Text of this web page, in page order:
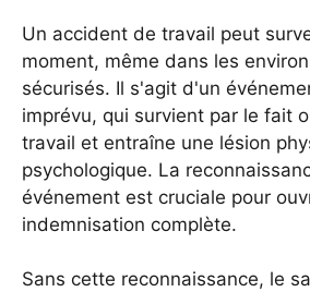
Un accident de travail peut
moment, même dans les
sécurisés. Il s'agit d'un
imprévu, qui survient par le fait
travail et entraîne une lésion
psychologique. La
événement est cruciale pour
indemnisation complète.
Sans cette reconnaissance, le